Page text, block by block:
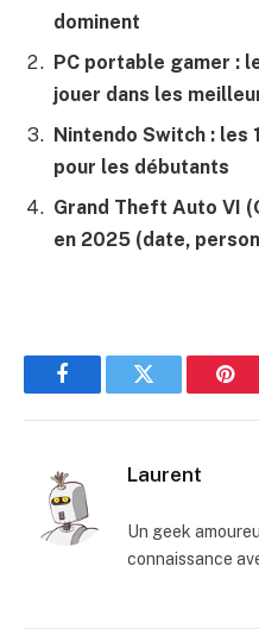
dominent
PC portable gamer :
jouer dans les
Nintendo Switch : les
pour les débutants
Grand Theft Auto VI
en 2025 (date,
FacebookTwitter
Laurent
Un geek
connaissance